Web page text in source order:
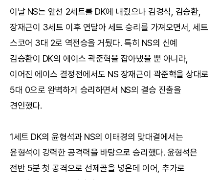
이날 NS는 앞선 2세트를 DK에 내줬으나 김경식, 김승환,
장재근이 3세트 이후 연달아 세트 승리를 가져오면서, 세트
스코어 3대 2로 역전승을 거뒀다. 특히 NS의 신예
김승환이 DK의 에이스 곽준혁을 잡아냈을 뿐 아니라,
이어진 에이스 결정전에서도 NS 장재근이 곽준혁을 상대로
5대 0으로 완벽하게 승리하면서 NS의 결승 진출을
견인했다.
1세트 DK의 윤형석과 NS의 이태경의 맞대결에서는
윤형석이 강력한 공격력을 바탕으로 승리했다. 윤형석은
전반 5분 첫 공격으로 선제골을 넣은데 이어, 추가로